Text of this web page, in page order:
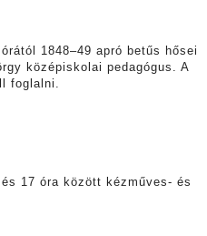
órától 1848–49 apró betűs hősei
középiskolai pedagógus. A
foglalni.
és 17 óra között kézműves- és